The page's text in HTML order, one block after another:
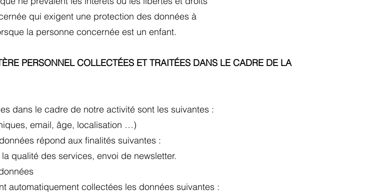
qui exigent une protection des données à
la personne concernée est un enfant.
PERSONNEL COLLECTÉES ET TRAITÉES DANS LE CADRE DE LA
dans le cadre de notre activité sont les suivantes :
email, âge, localisation …)
répond aux finalités suivantes :
qualité des services, envoi de newsletter.
automatiquement collectées les données suivantes :